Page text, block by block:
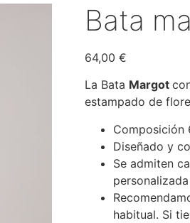
Bata
64,00 €
La Bata Margot
estampado de
Composición
Diseñado y
Se admiten
habitual. Si